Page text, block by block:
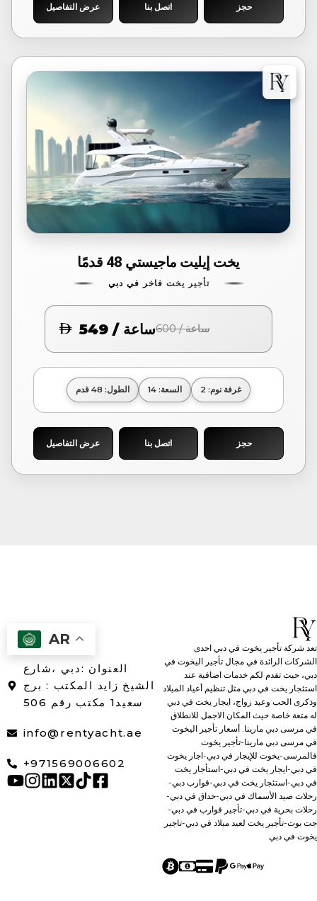
عرض التفاصيل اتصل بنا حجز
يخت إيليت ماجيستي 48 قدمًا
تأجير يخت فاخر في دبي
549 / ساعة 600 / ساعة
الطول: 48 قدم السعة: 14 غرفة نوم: 2
عرض التفاصيل اتصل بنا حجز
AR
العنوان :دبي ،شارع
الشيخ زايد المكتب : برج
سعيد1 مكتب رقم 506
info@rentyacht.ae
+971569006602
تعد شركة تأجير يخوت في دبي احدى
الشركات الرائدة في مجال تأجير اليخوت في
دبي، حيث تقدم لكم خدمات اضافية عند
استئجار يخت في دبي مثل تنظيم أعياد الميلاد
وذكرى الحب وعيد زواج، ايجار يخت في دبي
له متعة خاصة حيث المكان الاجمل للانطلاق
في مرسى دبي مارينا. أسعار تأجير اليخوت
في مرسى دبي مارينا-تأجير يخوت
فالمرسى-يخوت للإيجار في دبي-اجار يخوت
في دبي-ايجار يخت في دبي-استأجار يخت
في دبي-استئجار يخت في دبي-قوارب دبي-
رحلات صيد الأسماك في دبي-حداق في دبي-
رحلات بحرية في دبي-تأجير قوارب في دبي-
جت بوت-تأجير يخت لعيد ميلاد في دبي-تاجير
يخوت في دبي